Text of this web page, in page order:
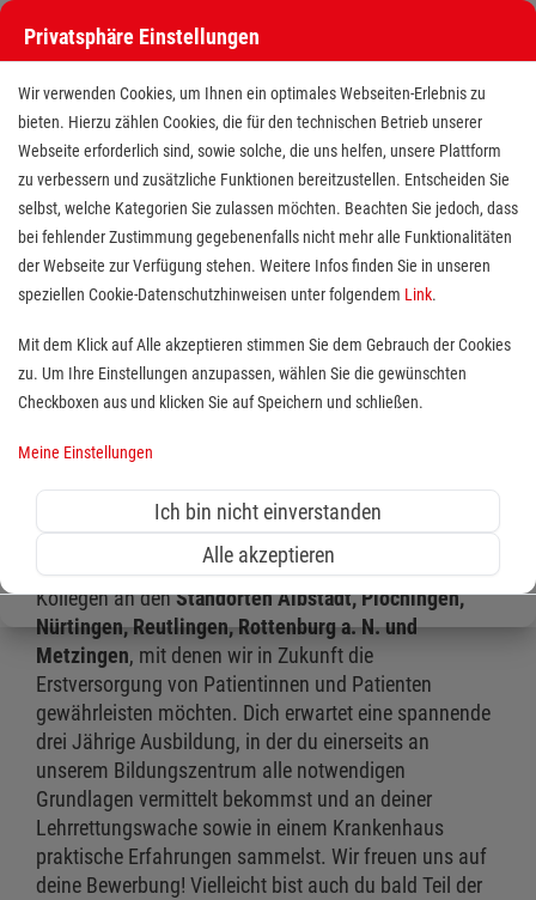
Ausbildung zum Notfallsanitäter
(m/w/d)
Standort(e):Nürtingen, Albstadt , Plochingen ,
Du siehst deine Zukunft in der Notfallrettung? Dann
bist du hier genau richtig!
Wir suchen für den Ausbildungsstartam 01.04.2027
oder 01.10.2027wieder neue Kolleginnen und
Kollegen an denStandorten Albstadt, Plochingen,
Nürtingen, Reutlingen, Rottenburg a. N. und
Metzingen, mit denen wir in Zukunft die
Erstversorgung von Patientinnen und Patienten
gewährleisten möchten. Dich erwartet eine spannende
drei Jährige Ausbildung, in der du einerseits an
unserem Bildungszentrum alle notwendigen
Grundlagen vermittelt bekommst und an deiner
Lehrrettungswache sowie in einem Krankenhaus
praktische Erfahrungen sammelst. Wir freuen uns auf
deine Bewerbung! Vielleicht bist auch du bald Teil der
Privatsphäre Einstellungen
Wir verwenden Cookies, um Ihnen ein optimales Webseiten-Erlebnis zu
bieten. Hierzu zählen Cookies, die für den technischen Betrieb unserer
Webseite erforderlich sind, sowie solche, die uns helfen, unsere Plattform
zu verbessern und zusätzliche Funktionen bereitzustellen. Entscheiden Sie
selbst, welche Kategorien Sie zulassen möchten. Beachten Sie jedoch, dass
bei fehlender Zustimmung gegebenenfalls nicht mehr alle Funktionalitäten
der Webseite zur Verfügung stehen. Weitere Infos finden Sie in unseren
speziellen Cookie-Datenschutzhinweisen unter folgendem Link.
Mit dem Klick auf Alle akzeptieren stimmen Sie dem Gebrauch der Cookies
zu. Um Ihre Einstellungen anzupassen, wählen Sie die gewünschten
Checkboxen aus und klicken Sie auf Speichern und schließen.
Meine Einstellungen
Ich bin nicht einverstanden
Alle akzeptieren